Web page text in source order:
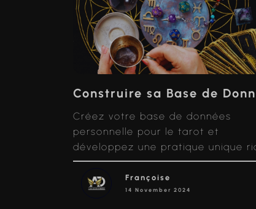
Créez votre base de données
personnelle pour le tarot et
développez une pratique unique
et nuancée
Françoise
14 November 2024